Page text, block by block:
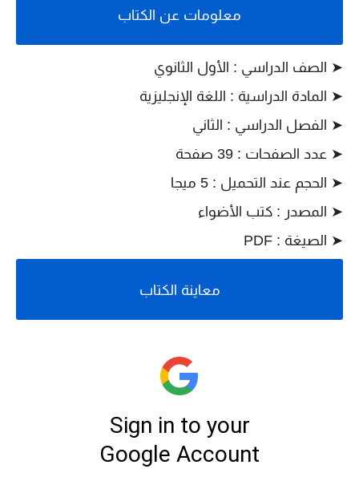
معلومات عن الكتاب
➤ الصف الدراسي : الأول الثانوي
➤ المادة الدراسية : اللغة الإنجليزية
➤ الفصل الدراسي : الثاني
➤ عدد الصفحات : 39 صفحة
➤ الحجم عند التحميل : 5 ميجا
➤ المصدر : كتب الأضواء
➤ الصيغة : PDF
معاينة الكتاب